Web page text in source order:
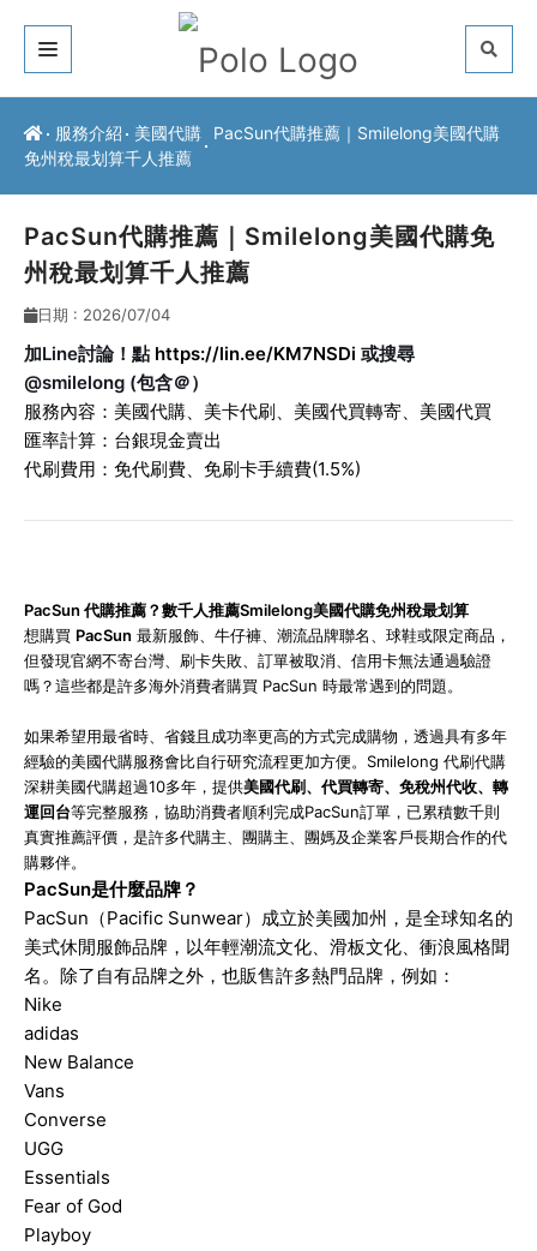
關於我們
服務介紹
常見問題
最新公告
聯絡方式
服務介紹 美國代購
PacSun代購推薦｜Smilelong美國代購
免州稅最划算千人推薦
PacSun代購推薦｜Smilelong美國代購免
州稅最划算千人推薦
日期 : 2026/07/04
加Line討論！點 https://lin.ee/KM7NSDi 或搜尋
@smilelong (包含＠）
服務內容： 美國代購、 美卡代刷、 美國代買轉寄、 美國代買
匯率計算：台銀現金賣出
代刷費用：免代刷費、免刷卡手續費(1.5%)
PacSun 代購推薦？數千人推薦Smilelong美國代購免州稅最划算
想購買 PacSun 最新服飾、牛仔褲、潮流品牌聯名、球鞋或限定商品，
但發現官網不寄台灣、刷卡失敗、訂單被取消、信用卡無法通過驗證
嗎？這些都是許多海外消費者購買 PacSun 時最常遇到的問題。
如果希望用最省時、省錢且成功率更高的方式完成購物，透過具有多年
經驗的美國代購服務會比自行研究流程更加方便。Smilelong 代刷代購
深耕美國代購超過10多年，提供美國代刷、代買轉寄、免稅州代收、轉
運回台等完整服務，協助消費者順利完成PacSun訂單，已累積數千則
真實推薦評價，是許多代購主、團購主、團媽及企業客戶長期合作的代
購夥伴。
PacSun是什麼品牌？
PacSun（Pacific Sunwear）成立於美國加州，是全球知名的
美式休閒服飾品牌，以年輕潮流文化、滑板文化、衝浪風格聞
名。除了自有品牌之外，也販售許多熱門品牌，例如：
Nike
adidas
New Balance
Vans
Converse
UGG
Essentials
Fear of God
Playboy